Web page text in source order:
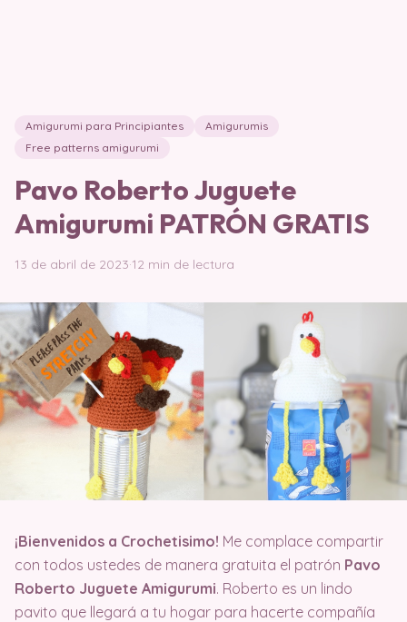
Amigurumi para Principiantes
Amigurumis
Free patterns amigurumi
Pavo Roberto Juguete
Amigurumi PATRÓN GRATIS
13 de abril de 2023·12 min de lectura
¡Bienvenidos a Crochetisimo! Me complace compartir
con todos ustedes de manera gratuita el patrón Pavo
Roberto Juguete Amigurumi. Roberto es un lindo
pavito que llegará a tu hogar para hacerte compañía